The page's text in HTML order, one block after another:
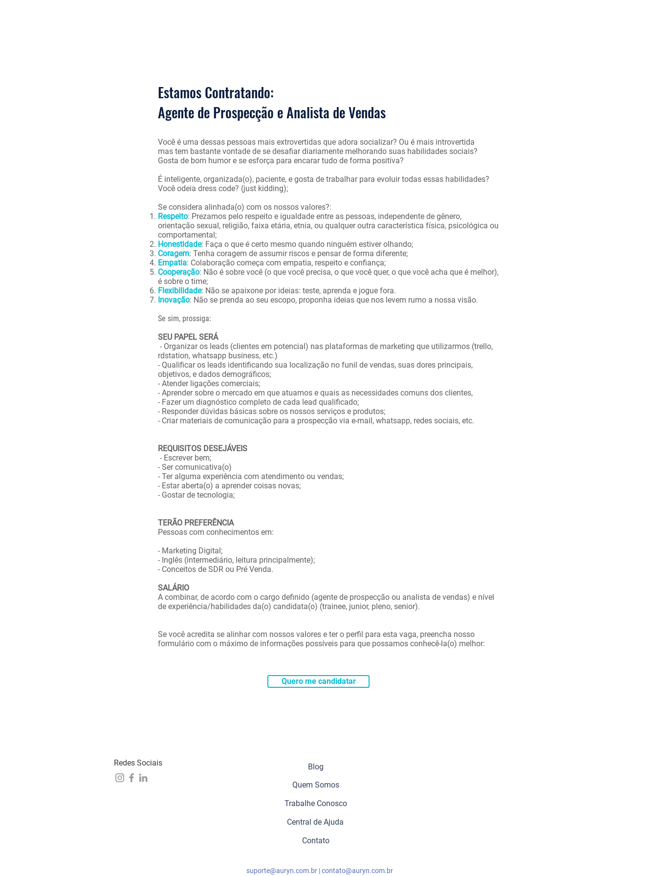
Estamos Contratando:
Agente de Prospecção eAnalista de Vendas
Você é uma dessas pessoas mais extrovertidas que adora socializar? Ou é mais introvertida
mas tem bastante vontade de se desafiar diariamente melhorando suas habilidades sociais?
Gosta de bom humor e se esforça para encarar tudo de forma positiva?
É inteligente, organizada(o), paciente, e gosta de trabalhar para evoluir todas essas habilidades?
Você odeia dress code? (just kidding);
Se considera alinhada(o) com os nossos valores?:
Respeito: Prezamos pelo respeito e igualdade entre as pessoas, independente de gênero,
orientação sexual, religião, faixa etária, etnia, ou qualquer outra característica física, psicológica ou
comportamental;
Honestidade: Faça o que é certo mesmo quando ninguém estiver olhando;
Coragem: Tenha coragem de assumir riscos e pensar de forma diferente;
Empatia: Colaboração começa com empatia, respeito e confiança;
Cooperação: Não é sobre você (o que você precisa, o que você quer, o que você acha que é melhor),
é sobre o time;
Flexibilidade: Não se apaixone por ideias: teste, aprenda e jogue fora.
Inovação: Não se prenda ao seu escopo, proponha ideias que nos levem rumo a nossa visão.
Se sim, prossiga:
SEU PAPEL SERÁ
- Organizar os leads (clientes em potencial) nas plataformas de marketing que utilizarmos (trello,
rdstation, whatsapp business, etc.)
- Qualificar os leads identificando sua localização no funil de vendas, suas dores principais,
objetivos, e dados demográficos;
- Atender ligações comerciais;
- Aprender sobre o mercado em que atuamos e quais as necessidades comuns dos clientes,
- Fazer um diagnóstico completo de cada lead qualificado;
- Responder dúvidas básicas sobre os nossos serviços e produtos;
- Criar materiais de comunicação para a prospecção via e-mail, whatsapp, redes sociais, etc.
REQUISITOS DESEJÁVEIS
- Escrever bem;
- Ser comunicativa(o)
- Ter alguma experiência com atendimento ou vendas;
- Estar aberta(o) a aprender coisas novas;
- Gostar de tecnologia;
TERÃO PREFERÊNCIA
​Pessoas com conhecimentos em:
- Marketing Digital;
- Inglês (intermediário, leitura principalmente);
- Conceitos de SDR ou Pré Venda.
SALÁRIO
A combinar, de acordo com o cargo definido (agente de prospecção ou analista de vendas) e nível
de experiência/habilidades da(o) candidata(o) (trainee, junior, pleno, senior).
Se você acredita se alinhar com nossos valores e ter o perfil para esta vaga, preencha nosso
formulário com o máximo de informações possíveis para que possamos conhecê-la(o) melhor:
Quero me candidatar
Redes Sociais
Blog
Quem Somos
Trabalhe Conosco
Central de Ajuda
Contato
suporte@auryn.com.br|contato@auryn.com.br